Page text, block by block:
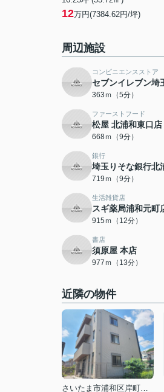
12万円(7384.62円/坪)
周辺施設
コンビニエンスストア
セブンイレブン埼
363ｍ（5分）
ファーストフード
松屋 北浦和東口店
668ｍ（9分）
銀行
埼玉りそな銀行北
719ｍ（9分）
生活雑貨店
スギ薬局浦和元町
915ｍ（12分）
書店
須原屋 本店
977ｍ（13分）
近隣の物件